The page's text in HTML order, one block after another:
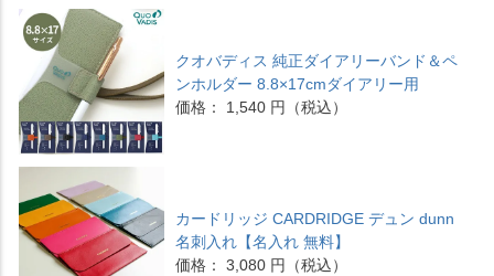
クオバディス 純正ダイアリーバンド＆ペ
ンホルダー 8.8×17cmダイアリー用
価格： 1,540 円（税込）
カードリッジ CARDRIDGE デュン dunn
名刺入れ【名入れ 無料】
価格： 3,080 円（税込）